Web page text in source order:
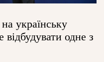
українську
одне з